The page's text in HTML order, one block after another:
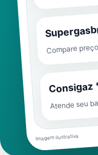
Compare
Consigaz
Atende seu
Imagem ilustrativa